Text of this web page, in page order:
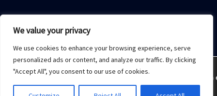
We value your privacy
We use cookies to enhance your browsing experience, serve
personalized ads or content, and analyze our traffic. By clicking
"Accept All", you consent to our use of cookies.
Sobre Nós Acesso restrito Contato
Estamos usando cookies para oferecer a melhor